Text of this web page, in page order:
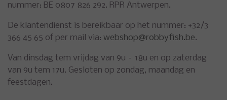
nummer: BE 0807 826 292. RPR Antwerpen.
De klantendienst is bereikbaar op het nummer: +32/3
366 45 65 of per mail via: webshop@robbyfish.be.
Van dinsdag tem vrijdag van 9u – 18u en op zaterdag
van 9u tem 17u. Gesloten op zondag, maandag en
feestdagen.